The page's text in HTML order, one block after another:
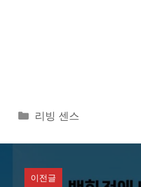
카
고
리빙 센스
이전글